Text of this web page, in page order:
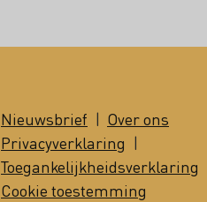
Nieuwsbrief | Over ons
Privacyverklaring |
Toegankelijkheidsverklaring
Cookie toestemming